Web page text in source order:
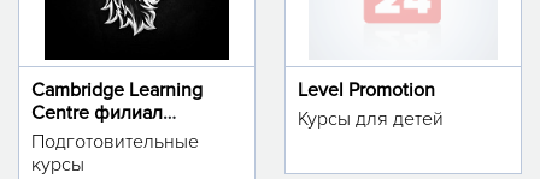
Cambridge Learning
Centre филиал
м.Тинчлик
Подготовительные
курсы
Level Promotion
Курсы для детей